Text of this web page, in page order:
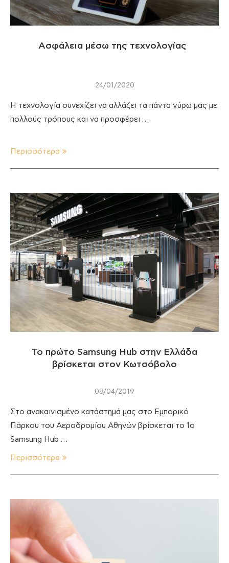
Ασφάλεια μέσω της τεχνολογίας
24/01/2020
Η τεχνολογία συνεχίζει να αλλάζει τα πάντα γύρω μας με
πολλούς τρόπους και να προσφέρει …
Περισσότερα
Το πρώτο Samsung Hub στην Ελλάδα
βρίσκεται στον Κωτσόβολο
08/04/2019
Στο ανακαινισμένο κατάστημά μας στο Εμπορικό
Πάρκου του Αεροδρομίου Αθηνών βρίσκεται το 1ο
Samsung Hub …
Περισσότερα